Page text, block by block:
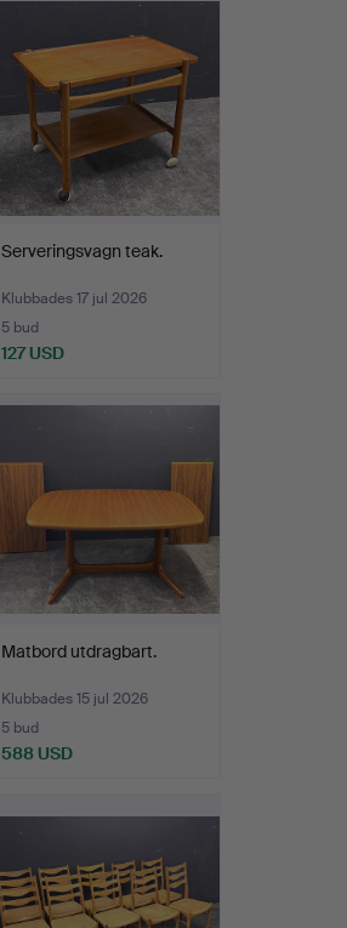
Serveringsvagn teak.
Klubbades 17 jul 2026
5 bud
127 USD
Matbord utdragbart.
Klubbades 15 jul 2026
5 bud
588 USD